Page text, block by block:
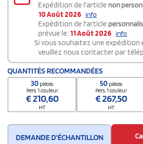
Expédition de l'article non
10 Août 2026 info
Expédition de l'article
prévue le: 11 Août 2026 info
Si vous souhaitez une expédition
veuillez nous contacter par
QUANTITÉS RECOMMANDÉES
30 pièces
Pers. 1 couleur
€210,60
HT
50 pièces
Pers. 1 couleur
€267,50
HT
DEMANDE D'ÉCHANTILLON